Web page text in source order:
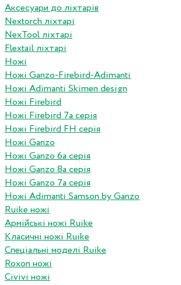
Аксесуари до ліхтарів
Nextorch ліхтарі
NexTool ліхтарі
Flextail ліхтарі
Ножі
Ножі Ganzo-Firebird-Adimanti
Ножі Adimanti Skimen design
Ножі Firebird
Ножі Firebird 7а серія
Ножі Firebird FH серія
Ножі Ganzo
Ножі Ganzo 6а серія
Ножі Ganzo 8а серія
Ножі Ganzo 7а серія
Ножі Adimanti Samson by Ganzo
Ruike ножі
Армійські ножі Ruike
Класичні ножі Ruike
Спеціальні моделі Ruike
Roxon ножi
Civivi ножі